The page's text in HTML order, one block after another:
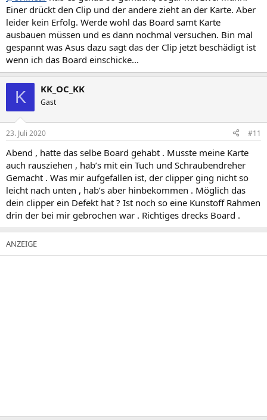
Einer drückt den Clip und der andere zieht an der Karte. Aber
leider kein Erfolg. Werde wohl das Board samt Karte
ausbauen müssen und es dann nochmal versuchen. Bin mal
gespannt was Asus dazu sagt das der Clip jetzt beschädigt ist
wenn ich das Board einschicke...
K KK_OC_KK
Gast
23. Juli 2020 #11
Abend , hatte das selbe Board gehabt . Musste meine Karte
auch rausziehen , hab’s mit ein Tuch und Schraubendreher
Gemacht . Was mir aufgefallen ist, der clipper ging nicht so
leicht nach unten , hab’s aber hinbekommen . Möglich das
dein clipper ein Defekt hat ? Ist noch so eine Kunstoff Rahmen
drin der bei mir gebrochen war . Richtiges drecks Board .